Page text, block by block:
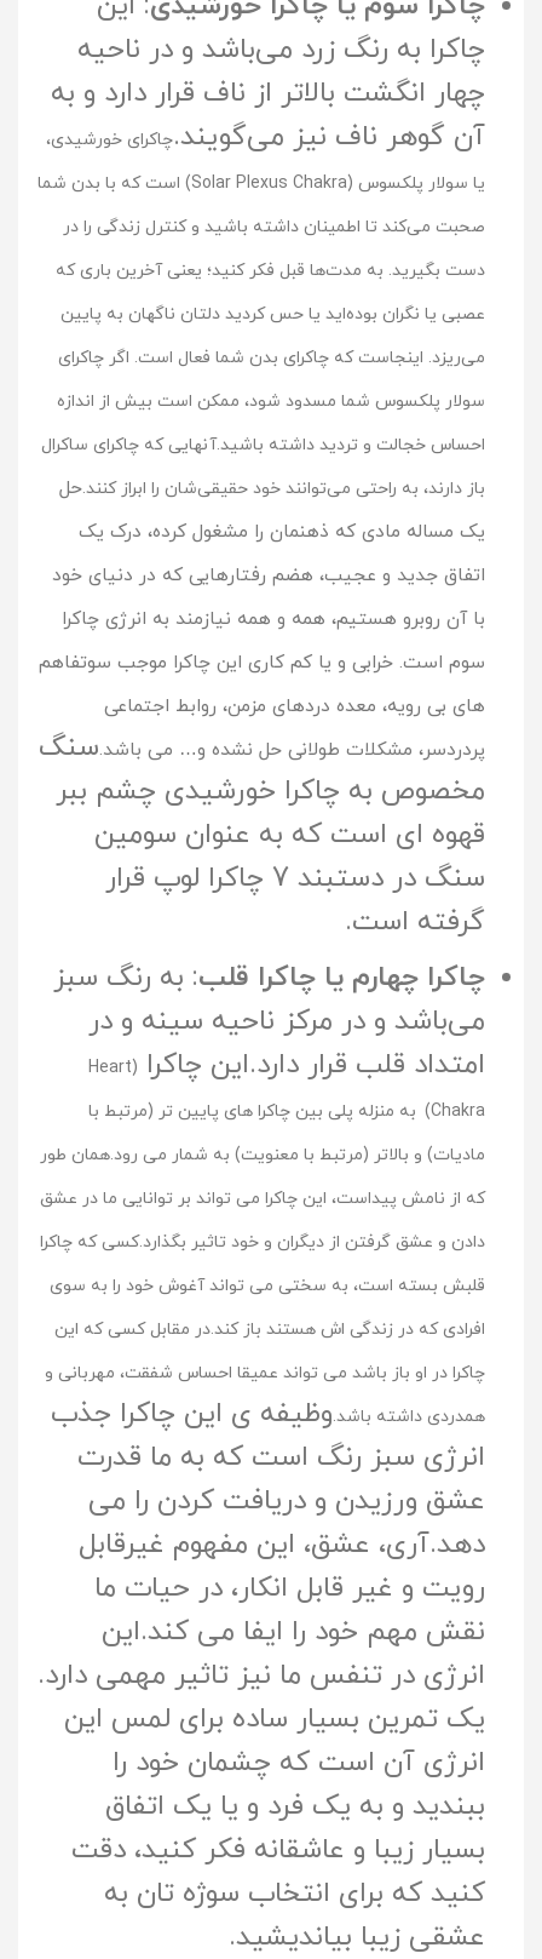
چاکرا به رنگ زرد می‌باشد و در ناحیه
چهار انگشت بالاتر از ناف قرار دارد و به
آن گوهر ناف نیز می‌گویند.چاکرای خورشیدی،
یا سولار پلکسوس (Solar Plexus Chakra) است که با بدن شما
صحبت می‌کند تا اطمینان داشته باشید و کنترل زندگی را در
دست بگیرید. به مدت‌ها قبل فکر کنید؛ یعنی آخرین باری که
عصبی یا نگران بوده‌اید یا حس کردید دلتان ناگهان به پایین
می‌ریزد. اینجاست که چاکرای بدن شما فعال است. اگر چاکرای
سولار پلکسوس شما مسدود شود، ممکن است بیش از اندازه
احساس خجالت و تردید داشته باشید.آنهایی که چاکرای ساکرال
باز دارند، به راحتی می‌توانند خود حقیقی‌شان را ابراز کنند.حل
یک مساله مادى که ذهنمان را مشغول کرده، درک یک
اتفاق جدید و عجیب، هضم رفتارهایی که در دنیاى خود
با آن روبرو هستیم، همه و همه نیازمند به انرژی چاکرا
سوم است. خرابی و یا کم کارى این چاکرا موجب سوتفاهم
هاى بی رویه، معده دردهاى مزمن، روابط اجتماعی
پردردسر، مشکلات طولانی حل نشده و… می باشد.سنگ
مخصوص به چاکرا خورشیدی چشم ببر
قهوه ای است که به عنوان سومین
سنگ در دستبند 7 چاکرا لوپ قرار
گرفته است.
چاکرا چهارم یا چاکرا قلب: به رنگ سبز
می‌باشد و در مرکز ناحیه سینه و در
امتداد قلب قرار دارد.این چاکرا
(Heart
Chakra)
به منزله پلی بین چاکرا های پایین تر (مرتبط با
مادیات) و بالاتر (مرتبط با معنویت) به شمار می رود.همان طور
که از نامش پیداست، این چاکرا می تواند بر توانایی ما در عشق
دادن و عشق گرفتن از دیگران و خود تاثیر بگذارد.کسی که چاکرا
قلبش بسته است، به سختی می تواند آغوش خود را به سوی
افرادی که در زندگی اش هستند باز کند.در مقابل کسی که این
چاکرا در او باز باشد می تواند عمیقا احساس شفقت، مهربانی و
همدردی داشته باشد.وظیفه ى این چاکرا جذب
انرژى سبز رنگ است که به ما قدرت
عشق ورزیدن و دریافت کردن را می
دهد.آرى، عشق، این مفهوم غیرقابل
رویت و غیر قابل انکار، در حیات ما
نقش مهم خود را ایفا مى کند.این
انرژى در تنفس ما نیز تاثیر مهمى دارد.
یک تمرین بسیار ساده براى لمس این
انرژى آن است که چشمان خود را
ببندید و به یک فرد و یا یک اتفاق
بسیار زیبا و عاشقانه فکر کنید، دقت
کنید که براى انتخاب سوژه تان به
عشقى زیبا بیاندیشید.